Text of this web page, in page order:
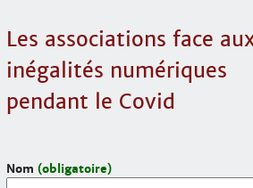
Les associations face
inégalités numériques
pendant le Covid
Nom (obligatoire)